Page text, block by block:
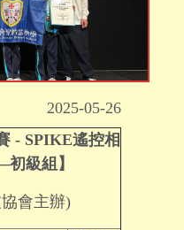
2025-05-26
- SPIKE遙控相
級組】
會主辦)